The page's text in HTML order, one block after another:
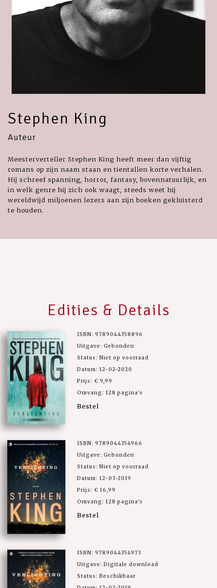
Stephen King
Auteur
Meesterverteller Stephen King heeft meer dan vijftig
romans op zijn naam staan en tientallen korte verhalen.
Hij schreef spanning, horror, fantasy, bovennatuurlijk, en
in welk genre hij zich ook waagt, steeds weet hij
wereldwijd miljoenen lezers aan zijn boeken gekluisterd
te houden.
Edities & Details
ISBN: 9789044358896
Uitgave: Gebonden
Status: Niet op voorraad
Datum: 12-02-2020
Prijs: € 9,99
Omvang: 128 pagina's
Bestel
ISBN: 9789044354966
Uitgave: Gebonden
Status: Niet op voorraad
Datum: 12-03-2019
Prijs: € 16,99
Omvang: 128 pagina's
Bestel
ISBN: 9789044354973
Uitgave: Digitale download
Status: Beschikbaar